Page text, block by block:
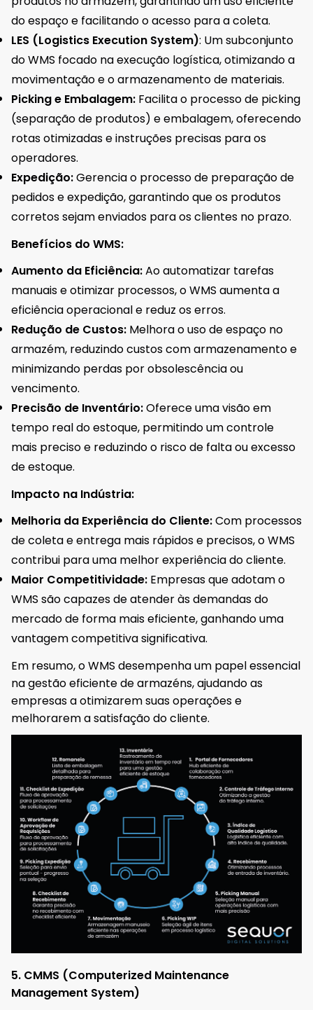
do espaço e facilitando o acesso para a coleta.
LES (Logistics Execution System): Um subconjunto
do WMS focado na execução logística, otimizando a
movimentação e o armazenamento de materiais.
Picking e Embalagem: Facilita o processo de picking
(separação de produtos) e embalagem, oferecendo
rotas otimizadas e instruções precisas para os
operadores.
Expedição:Gerencia o processo de preparação de
pedidos e expedição, garantindo que os produtos
corretos sejam enviados para os clientes no prazo.
Benefícios do WMS:
Aumento da Eficiência:Ao automatizar tarefas
manuais e otimizar processos, o WMS aumenta a
eficiência operacional e reduz os erros.
Redução de Custos: Melhora o uso de espaço no
armazém, reduzindo custos com armazenamento e
minimizando perdas por obsolescência ou
vencimento.
Precisão de Inventário:Oferece uma visão em
tempo real do estoque, permitindo um controle
mais preciso e reduzindo o risco de falta ou excesso
de estoque.
Impacto na Indústria:
Melhoria da Experiência do Cliente:Com processos
de coleta e entrega mais rápidos e precisos, o WMS
contribui para uma melhor experiência do cliente.
Maior Competitividade: Empresas que adotam o
WMS são capazes de atender às demandas do
mercado de forma mais eficiente, ganhando uma
vantagem competitiva significativa.
Em resumo, o WMS desempenha um papel essencial
na gestão eficiente de armazéns, ajudando as
empresas a otimizarem suas operações e
melhorarem a satisfação do cliente.
5. CMMS (Computerized Maintenance
Management System)